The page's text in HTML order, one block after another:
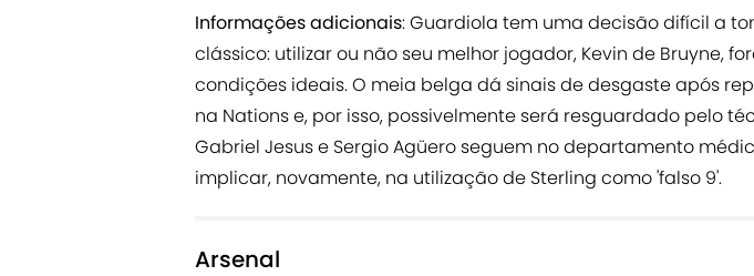
Informações adicionais: Guardiola tem uma decisão difícil a
clássico: utilizar ou não seu melhor jogador, Kevin de Bruyne,
condições ideais. O meia belga dá sinais de desgaste após
na Nations e, por isso, possivelmente será resguardado pelo
Gabriel Jesus e Sergio Agüero seguem no departamento
implicar, novamente, na utilização de Sterling como 'falso 9'.
Arsenal